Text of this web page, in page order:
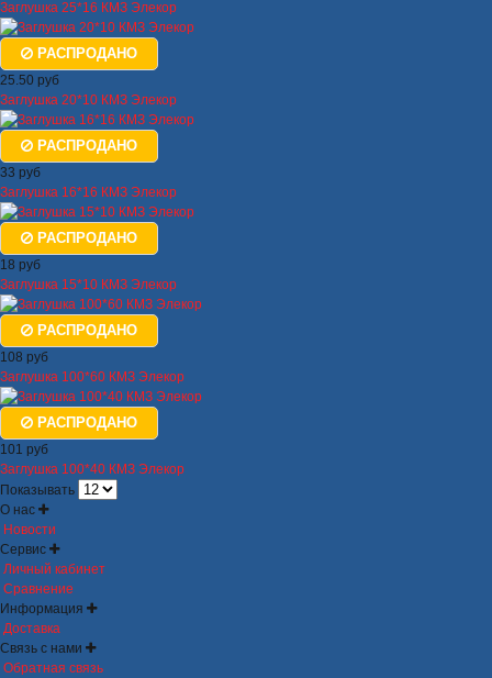
Заглушка 25*16 КМЗ Элекор
РАСПРОДАНО
25.50 руб
Заглушка 20*10 КМЗ Элекор
РАСПРОДАНО
33 руб
Заглушка 16*16 КМЗ Элекор
РАСПРОДАНО
18 руб
Заглушка 15*10 КМЗ Элекор
РАСПРОДАНО
108 руб
Заглушка 100*60 КМЗ Элекор
РАСПРОДАНО
101 руб
Заглушка 100*40 КМЗ Элекор
Показывать
О нас
Новости
Сервис
Личный кабинет
Сравнение
Информация
Доставка
Связь с нами
Обратная связь